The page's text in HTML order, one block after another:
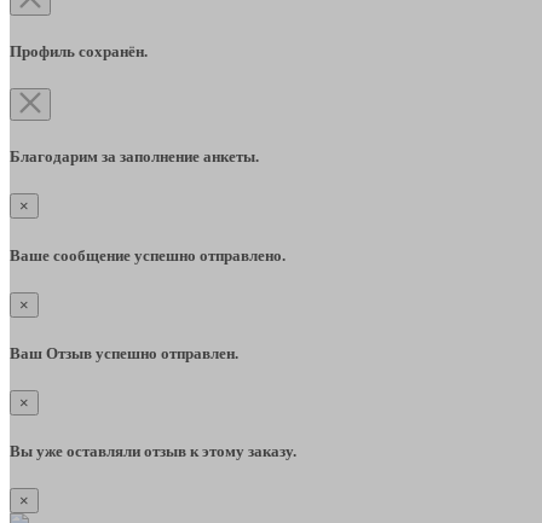
Профиль сохранён.
Благодарим за заполнение анкеты.
×
Ваше сообщение успешно отправлено.
×
Ваш Отзыв успешно отправлен.
×
Вы уже оставляли отзыв к этому заказу.
×